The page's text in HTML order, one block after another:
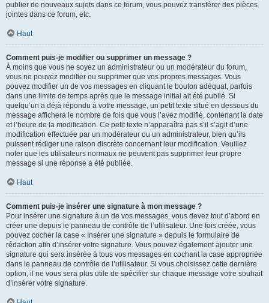
publier de nouveaux sujets dans ce forum, vous pouvez transférer des pièces
jointes dans ce forum, etc.
Haut
Comment puis-je modifier ou supprimer un message ?
À moins que vous ne soyez un administrateur ou un modérateur du forum,
vous ne pouvez modifier ou supprimer que vos propres messages. Vous
pouvez modifier un de vos messages en cliquant le bouton adéquat, parfois
dans une limite de temps après que le message initial ait été publié. Si
quelqu’un a déjà répondu à votre message, un petit texte situé en dessous du
message affichera le nombre de fois que vous l’avez modifié, contenant la date
et l’heure de la modification. Ce petit texte n’apparaîtra pas s’il s’agit d’une
modification effectuée par un modérateur ou un administrateur, bien qu’ils
puissent rédiger une raison discrète concernant leur modification. Veuillez
noter que les utilisateurs normaux ne peuvent pas supprimer leur propre
message si une réponse a été publiée.
Haut
Comment puis-je insérer une signature à mon message ?
Pour insérer une signature à un de vos messages, vous devez tout d’abord en
créer une depuis le panneau de contrôle de l’utilisateur. Une fois créée, vous
pouvez cocher la case « Insérer une signature » depuis le formulaire de
rédaction afin d’insérer votre signature. Vous pouvez également ajouter une
signature qui sera insérée à tous vos messages en cochant la case appropriée
dans le panneau de contrôle de l’utilisateur. Si vous choisissez cette dernière
option, il ne vous sera plus utile de spécifier sur chaque message votre souhait
d’insérer votre signature.